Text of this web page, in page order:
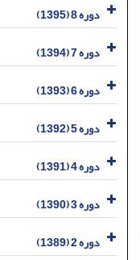
دوره 8 (1395)
دوره 7 (1394)
دوره 6 (1393)
دوره 5 (1392)
دوره 4 (1391)
دوره 3 (1390)
دوره 2 (1389)